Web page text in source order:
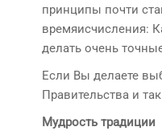
принципы почти
времяисчисления:
делать очень
Если Вы делаете
Правительства и
Мудрость традиции